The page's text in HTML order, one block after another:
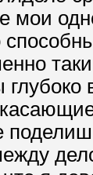
мои